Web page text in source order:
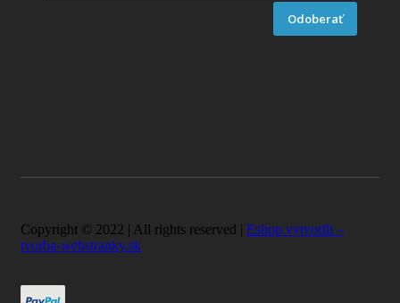
Odoberať
Copyright © 2022 | All rights reserved | Eshop vytvorili –
tvorba-webstranky.sk